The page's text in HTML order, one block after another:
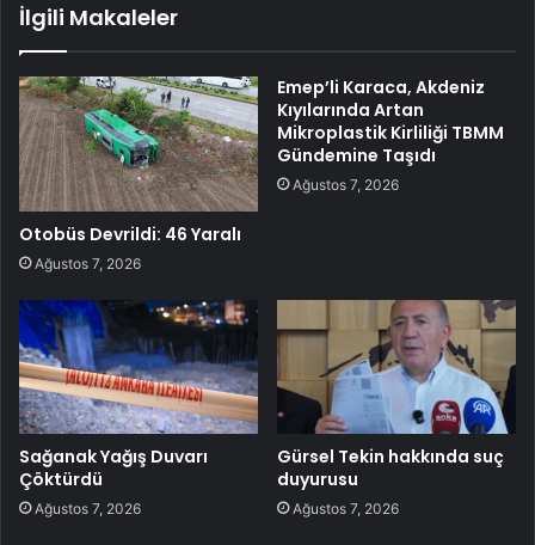
İlgili Makaleler
Otobüs Devrildi: 46 Yaralı
Ağustos 7, 2026
Emep’li Karaca, Akdeniz
Kıyılarında Artan
Mikroplastik Kirliliği TBMM
Gündemine Taşıdı
Ağustos 7, 2026
Sağanak Yağış Duvarı
Çöktürdü
Ağustos 7, 2026
Gürsel Tekin hakkında suç
duyurusu
Ağustos 7, 2026